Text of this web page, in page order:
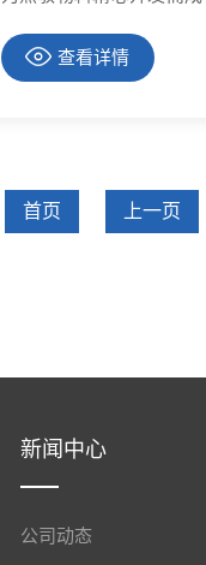
屏操作，可采用完全自
便操作和实验过程的监
查看详情
首页 上一页
新闻中心
公司动态